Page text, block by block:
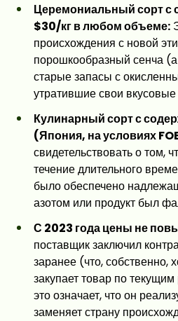
Церемониальный сорт с
$30/кг в любом объеме:
происхождения с новой
порошкообразный сенча
старые запасы с
утратившие свои вкусовые
Кулинарный сорт с
(Япония, на условиях
свидетельствовать о том,
течение длительного
было обеспечено
азотом или продукт был
С 2023 года цены не
поставщик заключил
заранее (что, собственно,
закупает товар по
это означает, что он
заменяет страну